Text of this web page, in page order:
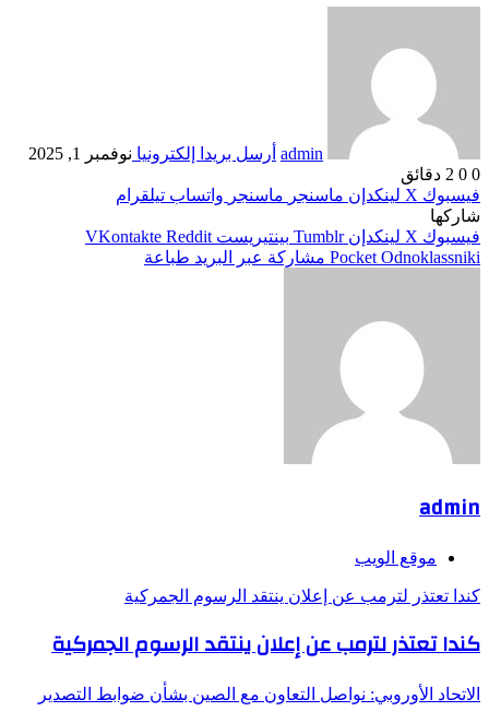
admin أرسل بريدا إلكترونيا نوفمبر 1, 2025
0
2 دقائق
فيسبوك ‫X لينكدإن ماسنجر ماسنجر واتساب تيلقرام
شاركها
فيسبوك ‫X لينكدإن بينتيريست
Odnoklassniki
‫Pocket مشاركة عبر البريد طباعة
admin
موقع الويب
كندا تعتذر لترمب عن إعلان ينتقد الرسوم الجمركية
كندا تعتذر لترمب عن إعلان ينتقد الرسوم الجمركية
الاتحاد الأوروبي: نواصل التعاون مع الصين بشأن ضوابط التصدير